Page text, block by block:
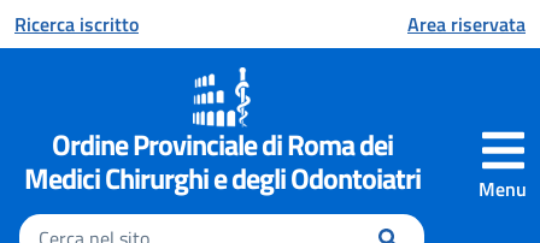
al contenuto principale
Ricerca iscritto Area riservata
Menu
Ordine Provinciale di Roma dei
Medici Chirurghi e degli Odontoiatri
Inserisci